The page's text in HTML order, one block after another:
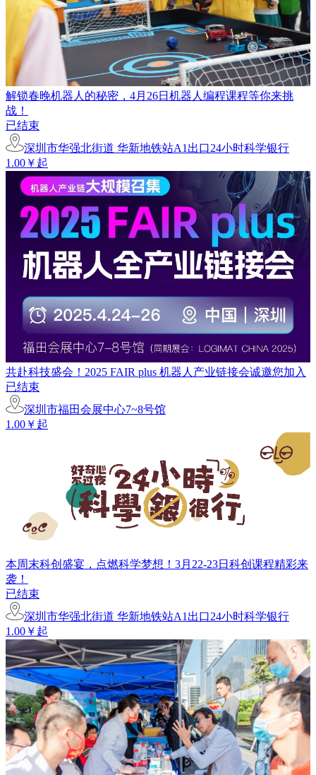
解锁春晚机器人的秘密，4月26日机器人编程课程等你来挑
战！
已结束
深圳市华强北街道 华新地铁站A1出口24小时科学银行
1.00￥起
共赴科技盛会！2025 FAIR plus 机器人产业链接会诚邀您加入
已结束
深圳市福田会展中心7~8号馆
1.00￥起
本周末科创盛宴，点燃科学梦想！3月22-23日科创课程精彩来
袭！
已结束
深圳市华强北街道 华新地铁站A1出口24小时科学银行
1.00￥起